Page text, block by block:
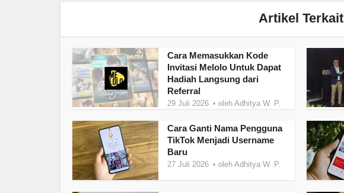
Artikel Terkait
Cara Memasukkan Kode
Invitasi Melolo Untuk Dapat
Hadiah Langsung dari
Referral
29 Juli 2026 oleh Adhitya W. P.
Cara Ganti Nama Pengguna
TikTok Menjadi Username
Baru
27 Juli 2026 oleh Adhitya W. P.